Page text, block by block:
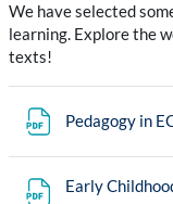
We have selected
learning. Explore the
texts!
Pedagogy in
Early